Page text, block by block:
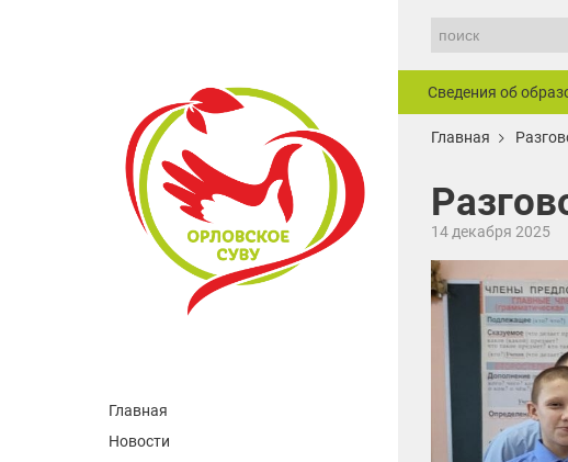
Главная
Новости
Сведения об
Главная
14 декабря 2025